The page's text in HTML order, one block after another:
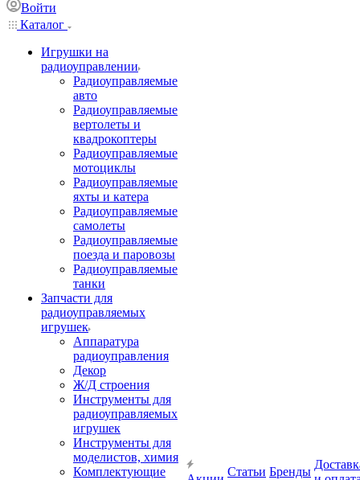
Войти
Каталог
Игрушки на
радиоуправлении
Радиоуправляемые
авто
Радиоуправляемые
вертолеты и
квадрокоптеры
Радиоуправляемые
мотоциклы
Радиоуправляемые
яхты и катера
Радиоуправляемые
самолеты
Радиоуправляемые
поезда и паровозы
Радиоуправляемые
танки
Запчасти для
радиоуправляемых
игрушек
Аппаратура
радиоуправления
Декор
Ж/Д строения
Инструменты для
радиоуправляемых
игрушек
Инструменты для
моделистов, химия
Комплектующие
Статьи Бренды